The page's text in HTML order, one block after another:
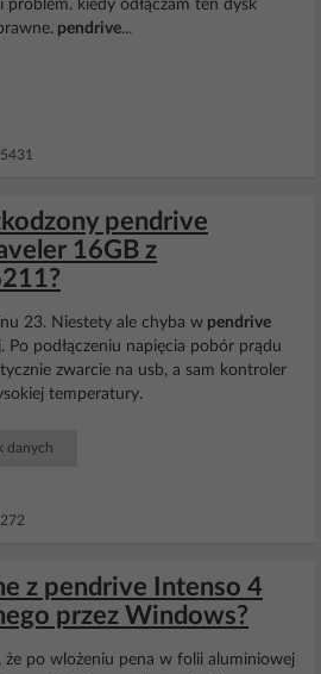
kiedy odłączam ten dysk
pendrive...
pendrive
16GB z
23. Niestety ale chyba w pendrive
Po podłączeniu napięcia pobór prądu
zwarcie na usb, a sam kontroler
temperatury.
danych
z pendrive Intenso 4
przez Windows?
że po wlożeniu pena w folii aluminiowej